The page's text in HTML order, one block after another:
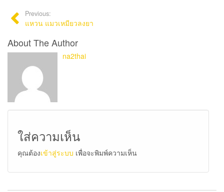
Previous:
แหวน แมวเหมียวลงยา
About The Author
na2thai
ใส่ความเห็น
คุณต้องเข้าสู่ระบบ เพื่อจะพิมพ์ความเห็น